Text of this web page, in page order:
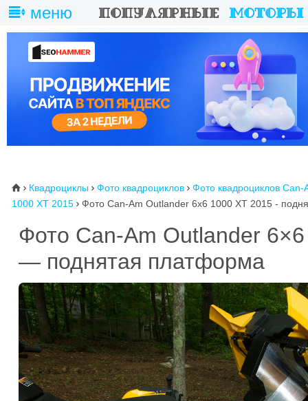
меню
⌂  Квадроциклы  Фото квадроциклов  Фото квадроциклов Can-
1000 XT 2015  Фото Can-Am Outlander 6x6 1000 XT 2015 -
Фото Can-Am Outlander
— поднятая платформа